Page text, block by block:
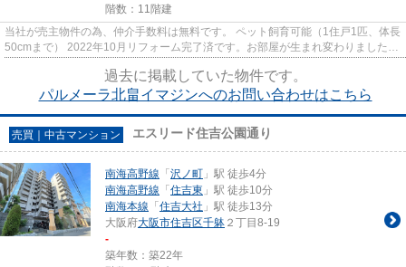
階数：11階建
当社が売主物件の為、仲介手数料は無料です。 ペット飼育可能（1住戸1匹、体長
50cmまで） 2022年10月リフォーム完了済です。お部屋が生まれ変わりました。
過去に掲載していた物件です。
パルメーラ北畠イマジンへのお問い合わせはこちら
売買｜中古マンション エスリード住吉公園通り
南海高野線 「 沢ノ町 」駅 徒歩4分
南海高野線 「 住吉東 」駅 徒歩10分
南海本線 「 住吉大社 」駅 徒歩13分
大阪府大阪市住吉区千躰 ２丁目8-19
-
築年数：築22年